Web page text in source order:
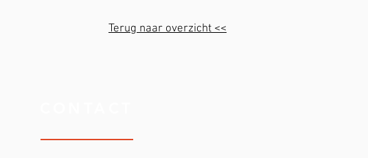
Terug naar overzicht <<